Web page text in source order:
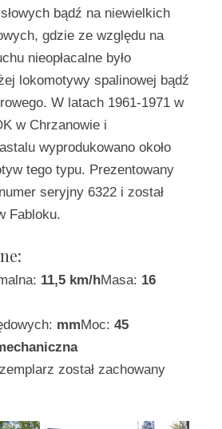
bądź na niewielkich
gdzie ze względu na
nieopłacalne było
lokomotywy spalinowej bądź
W latach 1961-1971 w
w Chrzanowie i
wyprodukowano około
tego typu. Prezentowany
seryjny 6322 i został
Fabloku.
11,5 km/hMasa: 16
mmMoc: 45
został zachowany